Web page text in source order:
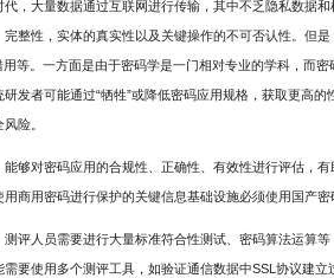
，大量数据通过互联网进行传输，其中不乏隐私数据
整性，实体的真实性以及关键操作的不可否认性。但
等。一方面是由于密码学是一门相对专业的学科，而
发者可能通过“牺牲”或降低密码应用规格，获取更高
险。
够对密码应用的合规性、正确性、有效性进行评估，
商用密码进行保护的关键信息基础设施必须使用国产
测评人员需要进行大量标准符合性测试、密码算法运算
要使用多个测评工具，如验证通信数据中SSL协议建